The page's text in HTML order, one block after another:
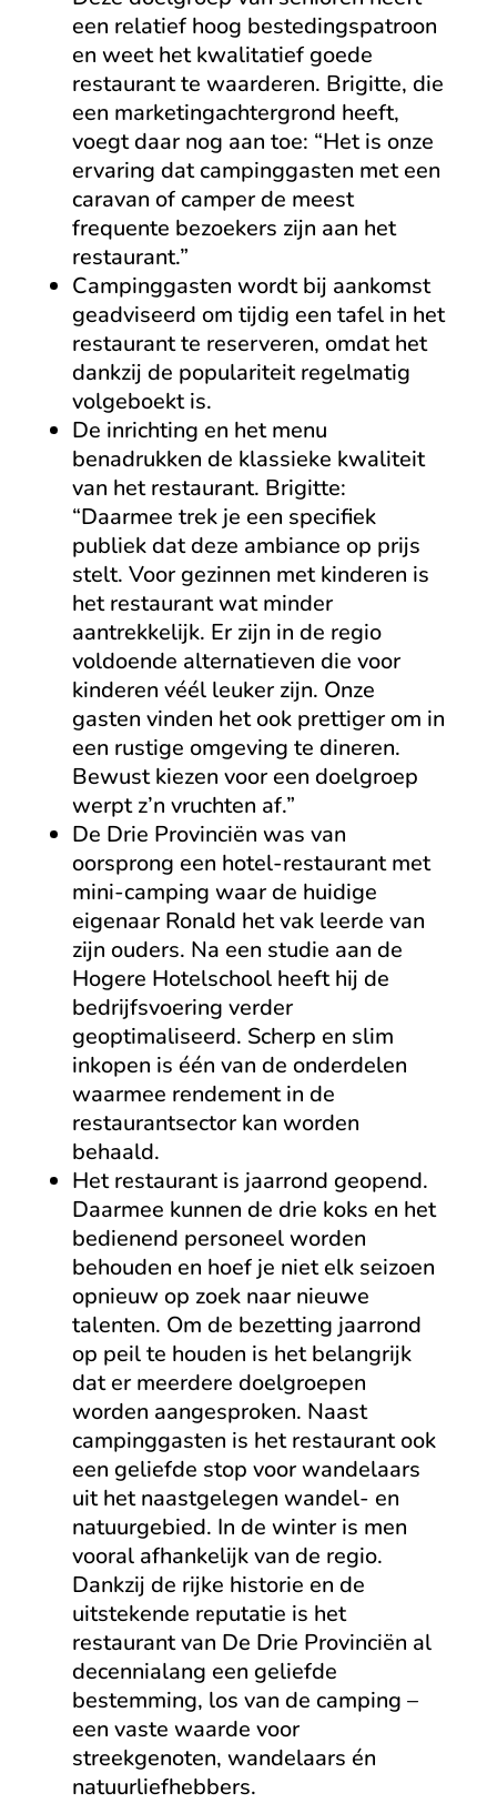
een relatief hoog bestedingspatroon
en weet het kwalitatief goede
restaurant te waarderen. Brigitte, die
een marketingachtergrond heeft,
voegt daar nog aan toe: “Het is onze
ervaring dat campinggasten met een
caravan of camper de meest
frequente bezoekers zijn aan het
restaurant.”
Campinggasten wordt bij aankomst
geadviseerd om tijdig een tafel in het
restaurant te reserveren, omdat het
dankzij de populariteit regelmatig
volgeboekt is.
De inrichting en het menu
benadrukken de klassieke kwaliteit
van het restaurant. Brigitte:
“Daarmee trek je een specifiek
publiek dat deze ambiance op prijs
stelt. Voor gezinnen met kinderen is
het restaurant wat minder
aantrekkelijk. Er zijn in de regio
voldoende alternatieven die voor
kinderen véél leuker zijn. Onze
gasten vinden het ook prettiger om in
een rustige omgeving te dineren.
Bewust kiezen voor een doelgroep
werpt z’n vruchten af.”
De Drie Provinciën was van
oorsprong een hotel-restaurant met
mini-camping waar de huidige
eigenaar Ronald het vak leerde van
zijn ouders. Na een studie aan de
Hogere Hotelschool heeft hij de
bedrijfsvoering verder
geoptimaliseerd. Scherp en slim
inkopen is één van de onderdelen
waarmee rendement in de
restaurantsector kan worden
behaald.
Het restaurant is jaarrond geopend.
Daarmee kunnen de drie koks en het
bedienend personeel worden
behouden en hoef je niet elk seizoen
opnieuw op zoek naar nieuwe
talenten. Om de bezetting jaarrond
op peil te houden is het belangrijk
dat er meerdere doelgroepen
worden aangesproken. Naast
campinggasten is het restaurant ook
een geliefde stop voor wandelaars
uit het naastgelegen wandel- en
natuurgebied. In de winter is men
vooral afhankelijk van de regio.
Dankzij de rijke historie en de
uitstekende reputatie is het
restaurant van De Drie Provinciën al
decennialang een geliefde
bestemming, los van de camping –
een vaste waarde voor
streekgenoten, wandelaars én
natuurliefhebbers.